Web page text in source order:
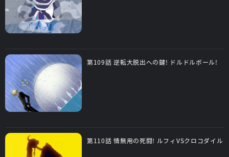
第109話 逆転大脱出への鍵! ドルドルボール!
第110話 情無用の死闘! ルフィVSクロコダイル